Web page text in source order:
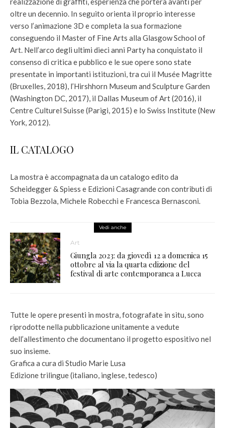
oltre un decennio. In seguito orienta il proprio interesse
verso l’animazione 3D e completa la sua formazione
conseguendo il Master of Fine Arts alla Glasgow School of
Art. Nell’arco degli ultimi dieci anni Party ha conquistato il
consenso di critica e pubblico e le sue opere sono state
presentate in importanti istituzioni, tra cui il Musée Magritte
(Bruxelles, 2018), l’Hirshhorn Museum and Sculpture Garden
(Washington DC, 2017), il Dallas Museum of Art (2016), il
Centre Culturel Suisse (Parigi, 2015) e lo Swiss Institute (New
York, 2012).
IL CATALOGO
La mostra è accompagnata da un catalogo edito da
Scheidegger & Spiess e Edizioni Casagrande con contributi di
Tobia Bezzola, Michele Robecchi e Francesca Bernasconi.
Vedi anche
Art
Giungla 2023: da giovedì 12 a domenica 15
ottobre al via la quarta edizione del
festival di arte contemporanea a Lucca
Tutte le opere presenti in mostra, fotografate in situ, sono
riprodotte nella pubblicazione unitamente a vedute
dell’allestimento che documentano il progetto espositivo nel
suo insieme.
Grafica a cura di Studio Marie Lusa
Edizione trilingue (italiano, inglese, tedesco)